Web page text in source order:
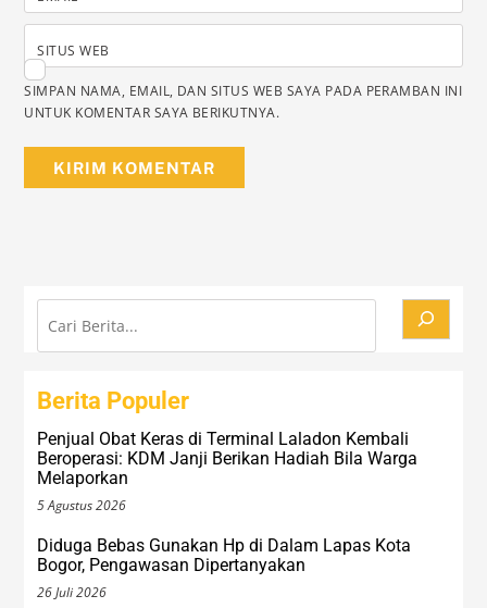
SITUS WEB
SIMPAN NAMA, EMAIL, DAN SITUS WEB SAYA PADA PERAMBAN INI
UNTUK KOMENTAR SAYA BERIKUTNYA.
Cari
Berita Populer
Penjual Obat Keras di Terminal Laladon Kembali
Beroperasi: KDM Janji Berikan Hadiah Bila Warga
Melaporkan
5 Agustus 2026
Diduga Bebas Gunakan Hp di Dalam Lapas Kota
Bogor, Pengawasan Dipertanyakan
26 Juli 2026